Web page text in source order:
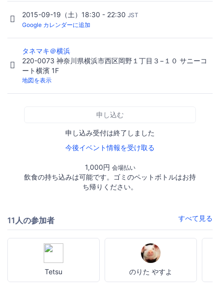
2015-09-19（土）18:30 - 22:30 JST
Google カレンダーに追加
タネマキ＠横浜
220-0073 神奈川県横浜市西区岡野１丁目３−１０ サニーコ
ート横濱 1F
地図を表示
申し込む
申し込み受付は終了しました
今後イベント情報を受け取る
1,000円 会場払い
飲食の持ち込みは可能です。ゴミのペットボトルはお持
ち帰りください。
11人の参加者 すべて見る
Tetsu のりた やすよ